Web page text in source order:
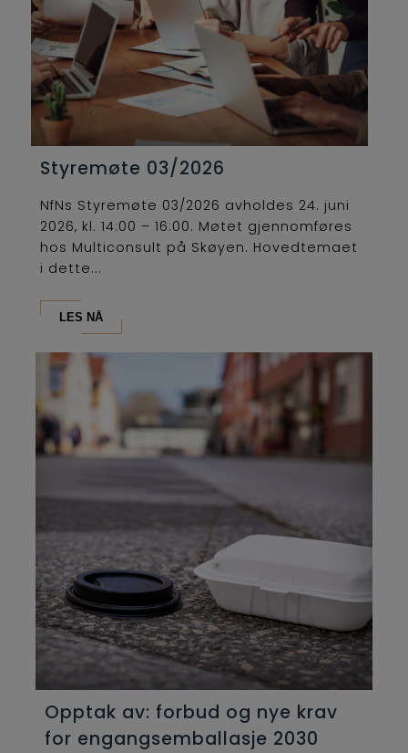
Styremøte 03/2026
NfNs Styremøte 03/2026 avholdes 24. juni
2026, kl. 14:00 – 16:00. Møtet gjennomføres
hos Multiconsult på Skøyen. Hovedtemaet
i dette...
LES NÅ
Opptak av: forbud og nye krav
for engangsemballasje 2030